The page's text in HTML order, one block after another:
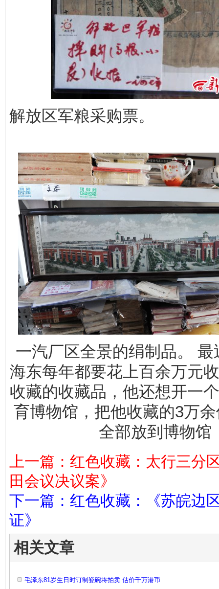
解放区军粮采购票。
一汽厂区全景的绢制品。 最
海东每年都要花上百余万元
收藏的收藏品，他还想开一
育博物馆，把他收藏的3万
全部放到博物馆
上一篇：红色收藏：太行三分
田会议决议案》
下一篇：红色收藏：《苏皖边
证》
相关文章
毛泽东81岁生日时订制瓷碗将拍卖 估价千万港币